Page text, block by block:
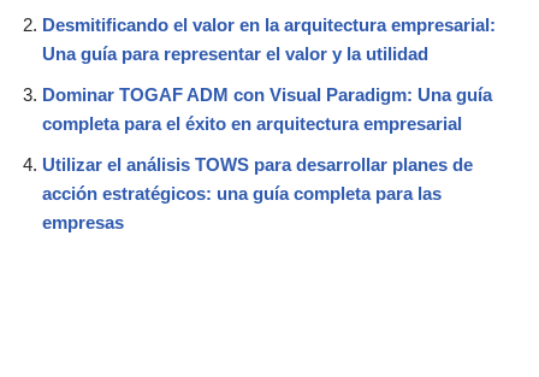
Desmitificando el valor en la arquitectura empresarial:
Una guía para representar el valor y la utilidad
Dominar TOGAF ADM con Visual Paradigm: Una guía
completa para el éxito en arquitectura empresarial
Utilizar el análisis TOWS para desarrollar planes de
acción estratégicos: una guía completa para las
empresas